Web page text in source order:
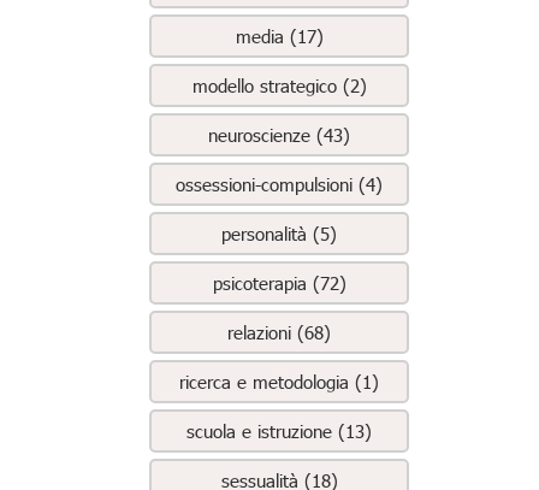
media (17)
modello strategico (2)
neuroscienze (43)
ossessioni-compulsioni (4)
personalità (5)
psicoterapia (72)
relazioni (68)
ricerca e metodologia (1)
scuola e istruzione (13)
sessualità (18)